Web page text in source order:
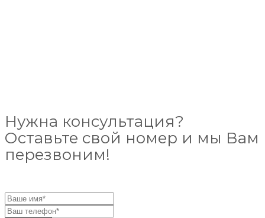
Нужна консультация?
Оставьте свой номер и мы Вам
перезвоним!